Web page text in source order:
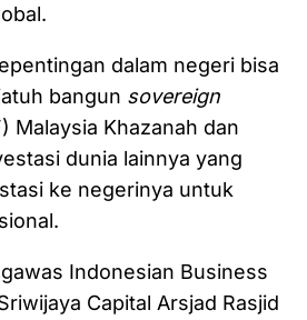
dalam negeri bisa
bangun sovereign
Malaysia Khazanah dan
dunia lainnya yang
ke negerinya untuk
Indonesian Business
Capital Arsjad Rasjid